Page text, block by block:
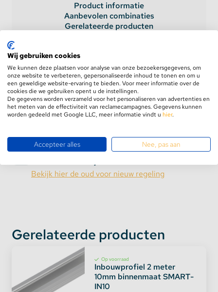
Product informatie
Aanbevolen combinaties
Gerelateerde producten
Topmet Einddop Wit voor
SMART-IN10 profielen
Let op, deze einddopjes worden per stuk verkocht!
Benieuwd hoe wij omgaan met recyclen en
Bekijk hier de oud voor nieuw regeling
Gerelateerde producten
Op voorraad
Inbouwprofiel 2 meter
10mm binnenmaat SMART-
IN10
Wij gebruiken cookies
We kunnen deze plaatsen voor analyse van onze bezoekersgegevens, om
onze website te verbeteren, gepersonaliseerde inhoud te tonen en om u
een geweldige website-ervaring te bieden. Voor meer informatie over de
cookies die we gebruiken opent u de instellingen.
De gegevens worden verzameld voor het personaliseren van advertenties en
het meten van de effectiviteit van reclamecampagnes. Gegevens kunnen
worden gedeeld met Google LLC, meer informatie vindt u hier.
Accepteer alles Nee, pas aan